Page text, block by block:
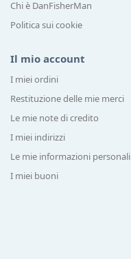
Chi è DanFisherMan
Politica sui cookie
Il mio account
I miei ordini
Restituzione delle mie merci
Le mie note di credito
I miei indirizzi
Le mie informazioni personali
I miei buoni